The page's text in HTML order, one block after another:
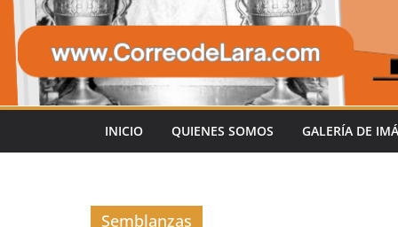
INICIO QUIENES SOMOS GALERÍA DE
Semblanzas